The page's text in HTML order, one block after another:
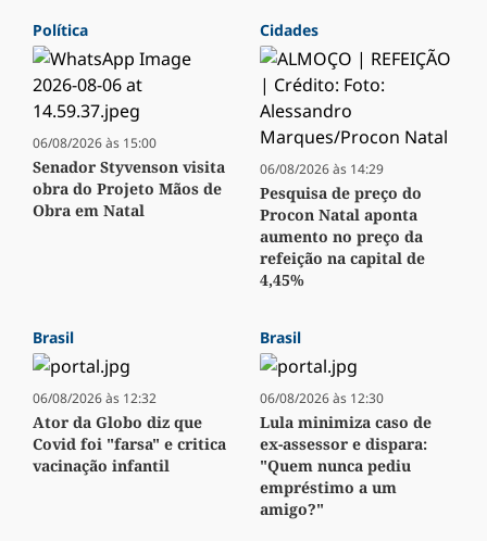
Política
06/08/2026 às 15:00
Senador Styvenson visita
obra do Projeto Mãos de
Obra em Natal
Cidades
06/08/2026 às 14:29
Pesquisa de preço do
Procon Natal aponta
aumento no preço da
refeição na capital de
4,45%
Brasil
06/08/2026 às 12:32
Ator da Globo diz que
Covid foi "farsa" e critica
vacinação infantil
Brasil
06/08/2026 às 12:30
Lula minimiza caso de
ex-assessor e dispara:
"Quem nunca pediu
empréstimo a um
amigo?"